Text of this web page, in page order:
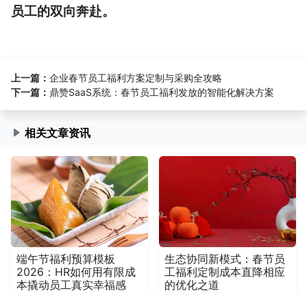
员工的双向奔赴。
上一篇： 企业春节员工福利方案定制与采购全攻略
下一篇： 鼎赞SaaS系统：春节员工福利发放的智能化解决方案
相关文章资讯
端午节福利预算模板
2026：HR如何用有限成
本撬动员工真实幸福感
生态协同新模式：春节员
工福利定制成本直降相应
的优化之道